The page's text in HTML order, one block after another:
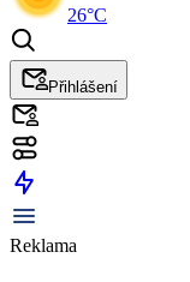
26°C
Přihlášení
Reklama